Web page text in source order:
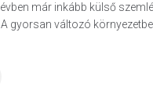
már inkább külső
gyorsan változó